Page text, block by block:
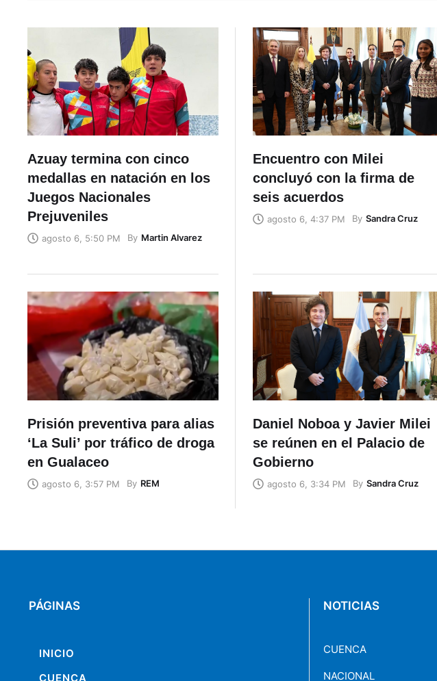
Azuay termina con cinco
medallas en natación en los
Juegos Nacionales
Prejuveniles
agosto 6, 5:50 PM By Martin Alvarez
Encuentro con Milei
concluyó con la firma de
seis acuerdos
agosto 6, 4:37 PM By Sandra Cruz
Prisión preventiva para alias
‘La Suli’ por tráfico de droga
en Gualaceo
agosto 6, 3:57 PM By REM
Daniel Noboa y Javier Milei
se reúnen en el Palacio de
Gobierno
agosto 6, 3:34 PM By Sandra Cruz
PÁGINAS
INICIO
CUENCA
NOTICIAS
CUENCA
NACIONAL